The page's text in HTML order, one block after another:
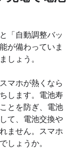
「自動調整バッ
が備わっていま
しょう。
マホが熱くなら
します。電池寿
とを防ぎ、電池
て、電池交換や
ません。スマホ
しょうか。